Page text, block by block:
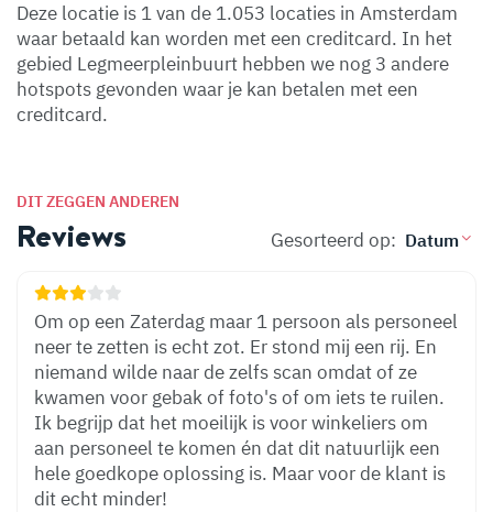
Deze locatie is 1 van de 1.053 locaties in Amsterdam
waar betaald kan worden met een creditcard. In het
gebied Legmeerpleinbuurt hebben we nog 3 andere
hotspots gevonden waar je kan betalen met een
creditcard.
DIT ZEGGEN ANDEREN
Reviews Gesorteerd op:
Om op een Zaterdag maar 1 persoon als personeel
neer te zetten is echt zot. Er stond mij een rij. En
niemand wilde naar de zelfs scan omdat of ze
kwamen voor gebak of foto's of om iets te ruilen.
Ik begrijp dat het moeilijk is voor winkeliers om
aan personeel te komen én dat dit natuurlijk een
hele goedkope oplossing is. Maar voor de klant is
dit echt minder!